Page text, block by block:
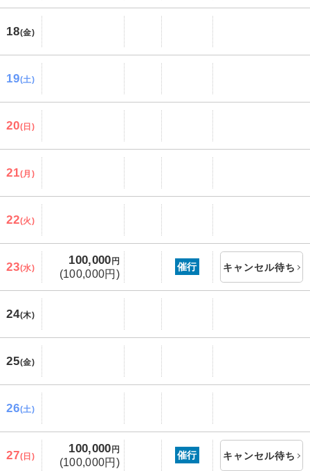
18(金)
19(土)
20(日)
21(月)
22(火)
23(水)
100,000 円
(100,000円)
催行 キャンセル待ち
24(木)
25(金)
26(土)
27(日)
100,000 円
(100,000円)
催行 キャンセル待ち